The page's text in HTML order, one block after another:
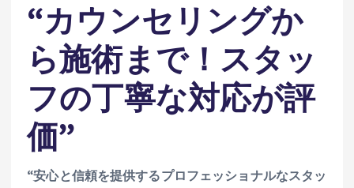
“カウンセリングか
ら施術まで！スタッ
フの丁寧な対応が評
価”
“安心と信頼を提供するプロフェッショナルなスタッ